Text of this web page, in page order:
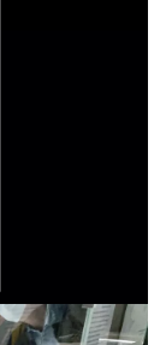
au musée du
Palais, en
la transparence des
de ces
siècle. Les
les points, sont